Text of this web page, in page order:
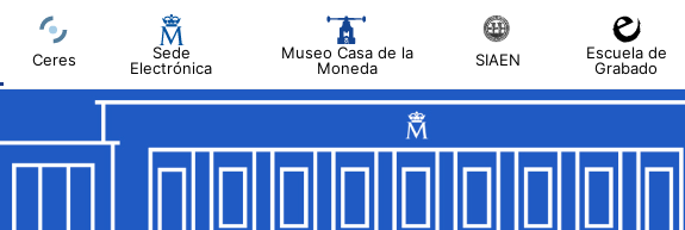
Ceres
Sede
Electrónica
Museo Casa de la
Moneda
SIAEN
Escuela de
Grabado
Erakutsi/Ezkutatu